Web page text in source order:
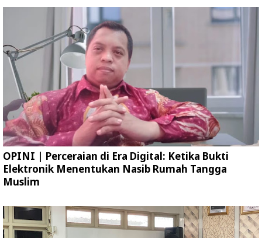
OPINI | Perceraian di Era Digital: Ketika Bukti
Elektronik Menentukan Nasib Rumah Tangga
Muslim